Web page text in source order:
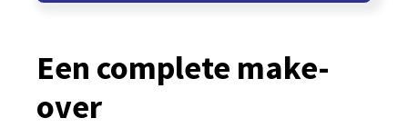
Een complete make-
over